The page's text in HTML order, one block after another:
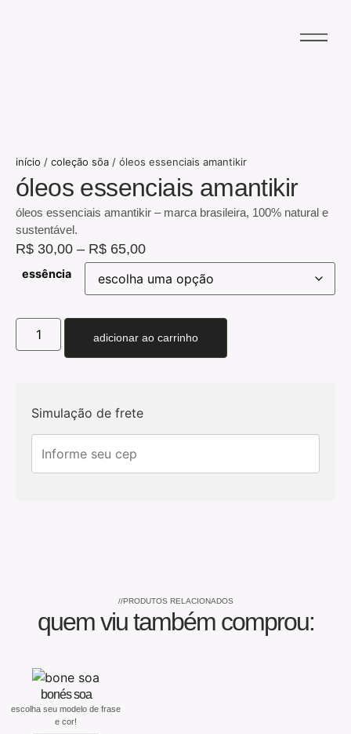
início / coleção sōa / óleos essenciais amantikir
óleos essenciais amantikir
óleos essenciais amantikir – marca brasileira, 100% natural e
sustentável.
R$ 30,00 – R$ 65,00
essência
adicionar ao carrinho
Simulação de frete
//PRODUTOS RELACIONADOS
quem viu também comprou:
bonés soa
escolha seu modelo de frase
e cor!